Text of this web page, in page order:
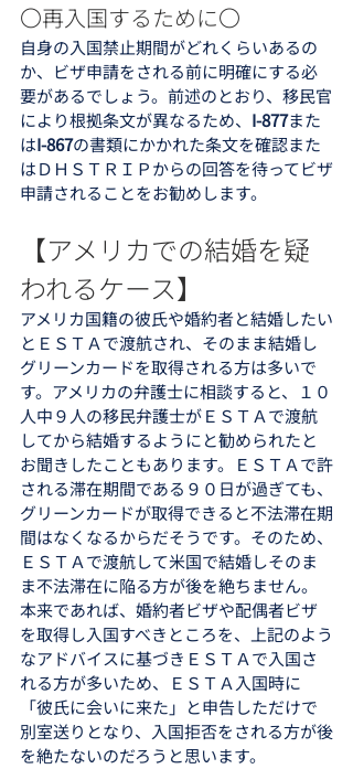
〇再入国するために〇
自身の入国禁止期間がどれくらいあるの
か、ビザ申請をされる前に明確にする必
要があるでしょう。前述のとおり、移民官
により根拠条文が異なるため、 I-877また
はI-867の書類にかかれた条文を確認また
はＤＨＳＴＲＩＰからの回答を待ってビザ
申請されることをお勧めします。
【アメリカでの結婚を疑
われるケース】
アメリカ国籍の彼氏や婚約者と結婚したい
とＥＳＴＡで渡航され、そのまま結婚し
グリーンカードを取得される方は多いで
す。アメリカの弁護士に相談すると、１０
人中９人の移民弁護士がＥＳＴＡで渡航
してから結婚するようにと勧められたと
お聞きしたこともあります。ＥＳＴＡで許
される滞在期間である９０日が過ぎても、
グリーンカードが取得できると不法滞在期
間はなくなるからだそうです。そのため、
ＥＳＴＡで渡航して米国で結婚しそのま
ま不法滞在に陥る方が後を絶ちません。
本来であれば、婚約者ビザや配偶者ビザ
を取得し入国すべきところを、上記のよう
なアドバイスに基づきＥＳＴＡで入国さ
れる方が多いため、ＥＳＴＡ入国時に
「彼氏に会いに来た」と申告しただけで
別室送りとなり、入国拒否をされる方が後
を絶たないのだろうと思います。